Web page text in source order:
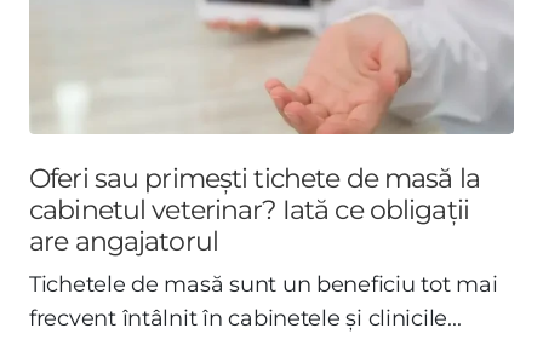
Oferi sau primești tichete de masă la
cabinetul veterinar? Iată ce obligații
are angajatorul
Tichetele de masă sunt un beneficiu tot mai
frecvent întâlnit în cabinetele și clinicile...